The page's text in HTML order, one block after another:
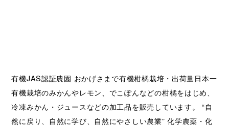
有機JAS認証農園 おかげさまで有機柑橘栽培・出荷量日本一
有機栽培のみかんやレモン、でこぽんなどの柑橘をはじめ、
冷凍みかん・ジュースなどの加工品を販売しています。 “自
然に戻り、自然に学び、自然にやさしい農業” 化学農薬・化